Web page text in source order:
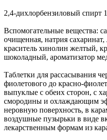
2,4-дихлорбензиловый спирт
Вспомогательные вещества:
очищенная, натрия
краситель хинолин желтый,
шоколадный, ароматизатор
Таблетки для рассасывания
фиолетового до красно-
выпуклые с обеих сторон, с
смородины и охлаждающим
неровную поверхность, в
воздушные пузырьки в виде
лекарственным формам из